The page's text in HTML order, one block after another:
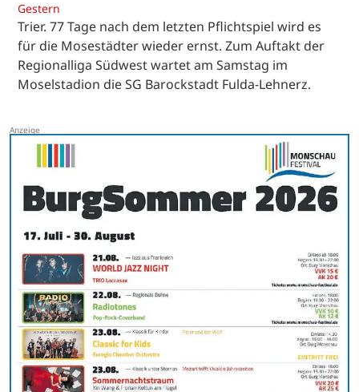
Gestern
Trier. 77 Tage nach dem letzten Pflichtspiel wird es
für die Mosestädter wieder ernst. Zum Auftakt der
Regionalliga Südwest wartet am Samstag im
Moselstadion die SG Barockstadt Fulda-Lehnerz.